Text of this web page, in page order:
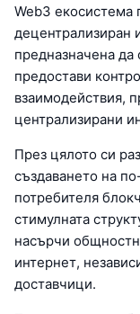
Web3 екосистема
децентрализиран
предназначена да
предостави
взаимодействия,
централизирани
През цялото си
създаването на
потребителя
стимулната
насърчи
интернет,
доставчици.